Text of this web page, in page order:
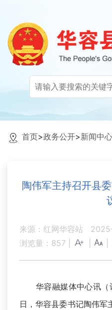
首页>政务公开>新闻中心
陶伟军主持召开县
来源：红网华容站
浏览量： 857
华容融媒体中心讯（
日，华容县委书记陶伟军